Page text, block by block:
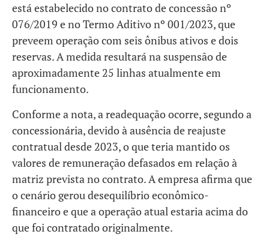
está estabelecido no contrato de concessão nº
076/2019 e no Termo Aditivo nº 001/2023, que
preveem operação com seis ônibus ativos e dois
reservas. A medida resultará na suspensão de
aproximadamente 25 linhas atualmente em
funcionamento.
Conforme a nota, a readequação ocorre, segundo a
concessionária, devido à ausência de reajuste
contratual desde 2023, o que teria mantido os
valores de remuneração defasados em relação à
matriz prevista no contrato. A empresa afirma que
o cenário gerou desequilíbrio econômico-
financeiro e que a operação atual estaria acima do
que foi contratado originalmente.